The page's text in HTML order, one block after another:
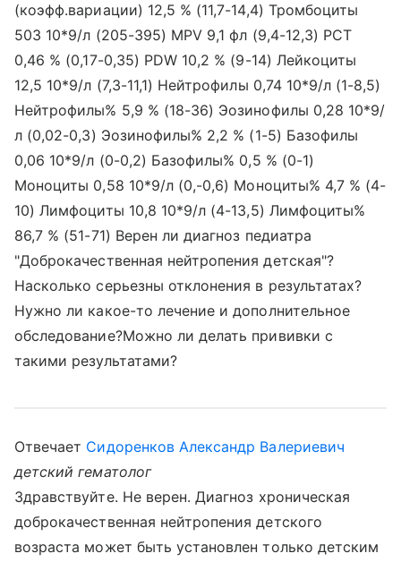
(коэфф.вариации) 12,5 % (11,7-14,4) Тромбоциты
503 10*9/л (205-395) MPV 9,1 фл (9,4-12,3) РСТ
0,46 % (0,17-0,35) PDW 10,2 % (9-14) Лейкоциты
12,5 10*9/л (7,3-11,1) Нейтрофилы 0,74 10*9/л (1-8,5)
Нейтрофилы% 5,9 % (18-36) Эозинофилы 0,28 10*9/
л (0,02-0,3) Эозинофилы% 2,2 % (1-5) Базофилы
0,06 10*9/л (0-0,2) Базофилы% 0,5 % (0-1)
Моноциты 0,58 10*9/л (0,-0,6) Моноциты% 4,7 % (4-
10) Лимфоциты 10,8 10*9/л (4-13,5) Лимфоциты%
86,7 % (51-71) Верен ли диагноз педиатра
"Доброкачественная нейтропения детская"?
Насколько серьезны отклонения в результатах?
Нужно ли какое-то лечение и дополнительное
обследование?Можно ли делать прививки с
такими результатами?
Отвечает Сидоренков Александр Валериевич
детский гематолог
Здравствуйте. Не верен. Диагноз хроническая
доброкачественная нейтропения детского
возраста может быть установлен только детским